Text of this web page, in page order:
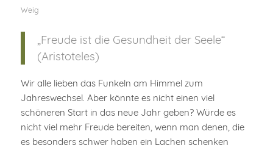
Weig
„Freude ist die Gesundheit der Seele“
(Aristoteles)
Wir alle lieben das Funkeln am Himmel zum
Jahreswechsel. Aber könnte es nicht einen viel
schöneren Start in das neue Jahr geben? Würde es
nicht viel mehr Freude bereiten, wenn man denen, die
es besonders schwer haben ein Lachen schenken